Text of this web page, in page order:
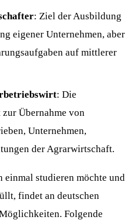
: Ziel der Ausbildung
eigener Unternehmen, aber
auf mittlerer
: Die
Übernahme von
Unternehmen,
der Agrarwirtschaft.
einmal studieren möchte und
findet an deutschen
Folgende